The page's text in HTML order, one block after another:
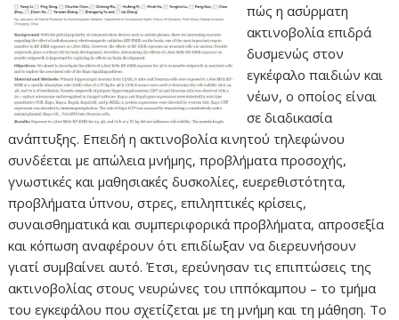
πώς η ασύρματη
ακτινοβολία επιδρά
δυσμενώς στον
εγκέφαλο παιδιών και
νέων, ο οποίος είναι
σε διαδικασία
ανάπτυξης. Επειδή η ακτινοβολία κινητού τηλεφώνου
συνδέεται με απώλεια μνήμης, προβλήματα προσοχής,
γνωστικές και μαθησιακές δυσκολίες, ευερεθιστότητα,
προβλήματα ύπνου, στρες, επιληπτικές κρίσεις,
συναισθηματικά και συμπεριφορικά προβλήματα, απροσεξία
και κόπωση αναφέρουν ότι επιδίωξαν να διερευνήσουν
γιατί συμβαίνει αυτό. Έτσι, ερεύνησαν τις επιπτώσεις της
ακτινοβολίας στους νευρώνες του ιππόκαμπου – το τμήμα
του εγκεφάλου που σχετίζεται με τη μνήμη και τη μάθηση. Το